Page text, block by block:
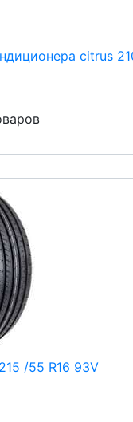
citrus
/55 R16 93V